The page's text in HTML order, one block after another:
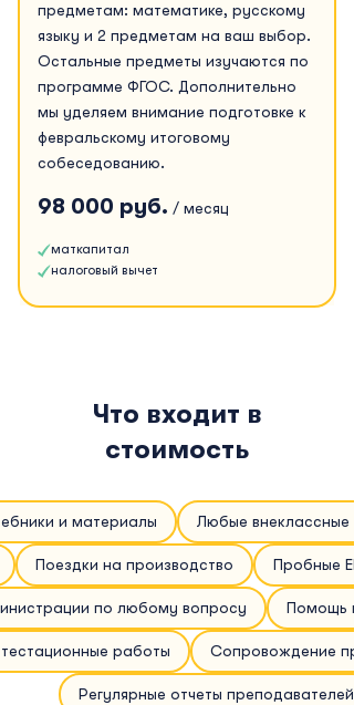
предметам: математике, русскому
языку и 2 предметам на ваш выбор.
Остальные предметы изучаются по
программе ФГОС. Дополнительно
мы уделяем внимание подготовке к
февральскому итоговому
собеседованию.
98 000 руб. / месяц
маткапитал
налоговый вычет
Что входит в
стоимость
и материалы Любые внеклассные
Поездки на производство Пробные
по любому вопросу Помощь
работы Сопровождение
Регулярные отчеты преподавателей